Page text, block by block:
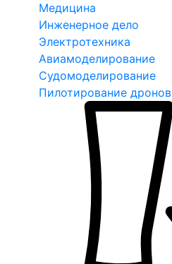
Медицина
Инженерное дело
Электротехника
Авиамоделирование
Судомоделирование
Пилотирование дронов